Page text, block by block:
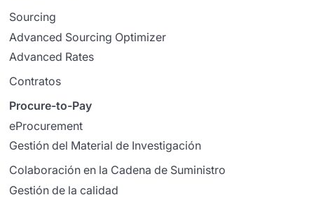
Sourcing
Advanced Sourcing Optimizer
Advanced Rates
Contratos
Procure-to-Pay
eProcurement
Gestión del Material de Investigación
Colaboración en la Cadena de Suministro
Gestión de la calidad